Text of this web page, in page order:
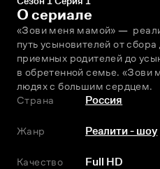
О сериале
«Зови меня мамой» —
путь усыновителей от
приемных родителей до
в обретенной семье.
людях с большим сердцем.
Страна
Россия
Жанр Реалити - шоу
Качество Full HD